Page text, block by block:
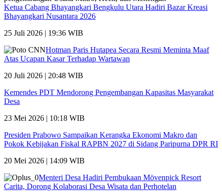
Ketua Cabang Bhayangkari Bengkulu Utara Hadiri Bazar Kreasi
Bhayangkari Nusantara 2026
25 Juli 2026 | 19:36 WIB
Hotman Paris Hutapea Secara Resmi Meminta Maaf
Atas Ucapan Kasar Terhadap Wartawan
20 Juli 2026 | 20:48 WIB
Kemendes PDT Mendorong Pengembangan Kapasitas Masyarakat
Desa
23 Mei 2026 | 10:18 WIB
Presiden Prabowo Sampaikan Kerangka Ekonomi Makro dan
Pokok Kebijakan Fiskal RAPBN 2027 di Sidang Paripurna DPR RI
20 Mei 2026 | 14:09 WIB
Menteri Desa Hadiri Pembukaan Mövenpick Resort
Carita, Dorong Kolaborasi Desa Wisata dan Perhotelan